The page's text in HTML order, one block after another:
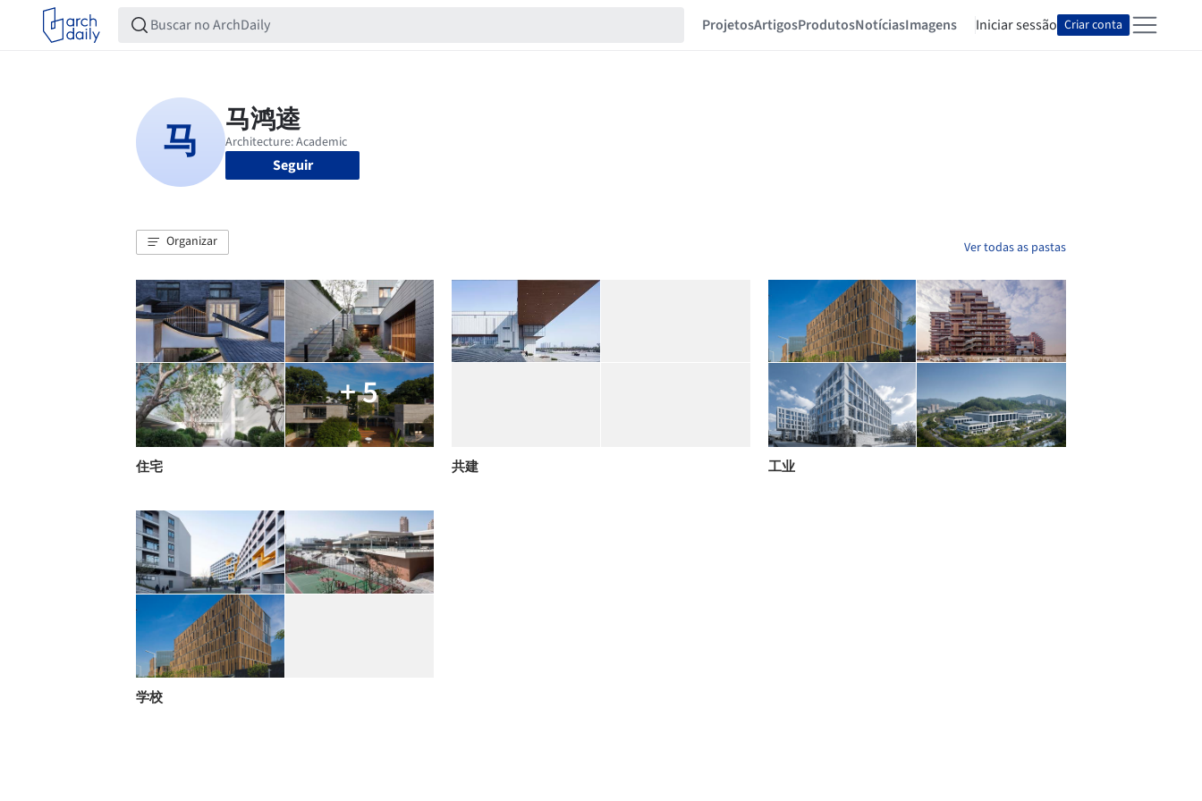
ProjetosArtigosProdutosNotíciasImagens Iniciar sessão Criar conta
Seguir
Organizar Ver todas as pastas
+ 5
住宅 共建 工业
学校